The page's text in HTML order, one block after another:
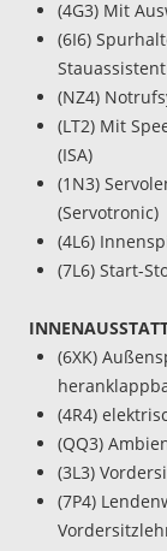
(4G3) Mit
(6I6)
Stauassistent
(NZ4)
(LT2) Mit
(ISA)
(1N3)
(Servotronic)
(4L6)
(7L6) Start-
(6XK)
(4R4)
(QQ3)
(3L3)
(7P4)